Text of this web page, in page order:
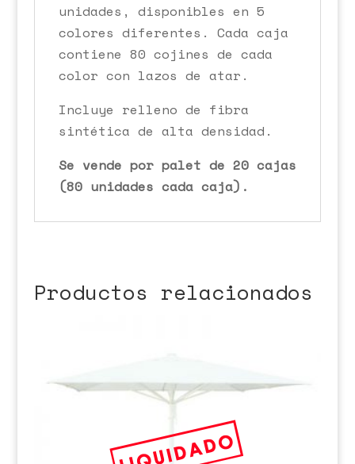
unidades, disponibles en 5
colores diferentes. Cada caja
contiene 80 cojines de cada
color con lazos de atar.
Incluye relleno de fibra
sintética de alta densidad.
Se vende por palet de 20 cajas
(80 unidades cada caja).
Productos relacionados